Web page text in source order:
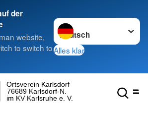
der
website,
to switch to
Sprache wechseln zu
Alles klar
im KV Karlsruhe e. V.
76689 Karlsdorf-N.
Ortsverein Karlsdorf